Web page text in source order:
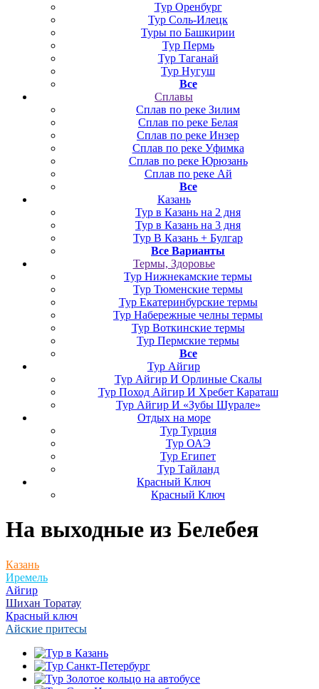
Тур Оренбург
Тур Соль-Илецк
Туры по Башкирии
Тур Пермь
Тур Таганай
Тур Нугуш
Все
Сплавы
Сплав по реке Зилим
Сплав по реке Белая
Сплав по реке Инзер
Сплав по реке Уфимка
Сплав по реке Юрюзань
Сплав по реке Ай
Все
Казань
Тур в Казань на 2 дня
Тур в Казань на 3 дня
Тур В Казань + Булгар
Все Варианты
Термы, Здоровье
Тур Нижнекамские термы
Тур Тюменские термы
Тур Екатеринбурские термы
Тур Набережные челны термы
Тур Воткинские термы
Тур Пермские термы
Все
Тур Айгир
Тур Айгир И Орлиные Скалы
Тур Поход Айгир И Хребет Караташ
Тур Айгир И «Зубы Шурале»
Отдых на море
Тур Турция
Тур ОАЭ
Тур Египет
Тур Тайланд
Красный Ключ
Красный Ключ
На выходные из Белебея
Казань
Иремель
Айгир
Шихан Торатау
Красный ключ
Айские притесы